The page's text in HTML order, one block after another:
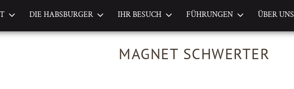
DIE HABSBURGER IHR BESUCH FÜHRUNGEN ÜBER UNS
MAGNET SCHWERTER